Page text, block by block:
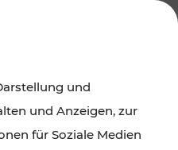
und
und Anzeigen, zur
für Soziale Medien